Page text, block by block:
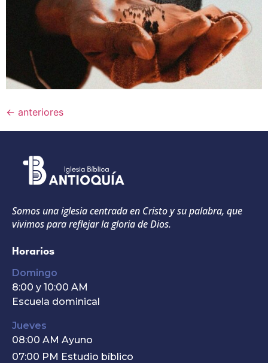
← anteriores
Somos una iglesia centrada en Cristo y su palabra, que
vivimos para reflejar la gloria de Dios.
Horarios
Domingo
8:00 y 10:00 AM
Escuela dominical
Jueves
08:00 AM Ayuno
07:00 PM Estudio bíblico